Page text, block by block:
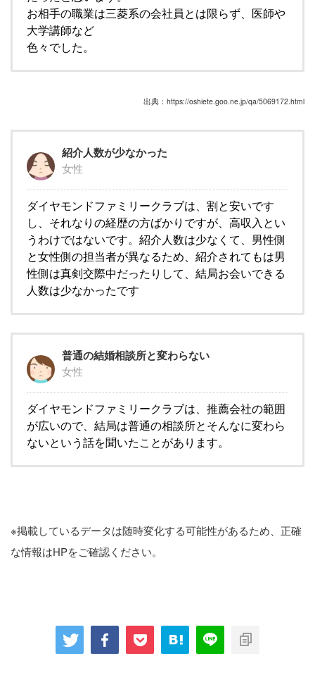
お相手の職業は三菱系の会社員とは限らず、医師や
大学講師など
色々でした。
出典：https://oshiete.goo.ne.jp/qa/5069172.html
紹介人数が少なかった
女性
ダイヤモンドファミリークラブは、割と安いです
し、それなりの経歴の方ばかりですが、高収入とい
うわけではないです。紹介人数は少なくて、男性側
と女性側の担当者が異なるため、紹介されてもは男
性側は真剣交際中だったりして、結局お会いできる
人数は少なかったです
普通の結婚相談所と変わらない
女性
ダイヤモンドファミリークラブは、推薦会社の範囲
が広いので、結局は普通の相談所とそんなに変わら
ないという話を聞いたことがあります。
※掲載しているデータは随時変化する可能性があるため、正確
な情報はHPをご確認ください。